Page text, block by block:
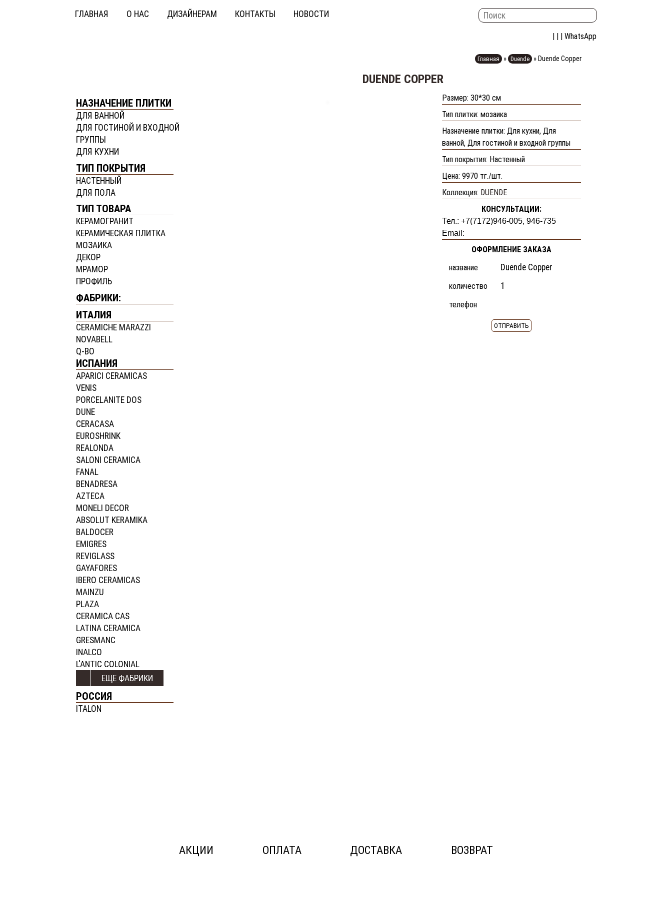
ГЛАВНАЯ О НАС ДИЗАЙНЕРАМ КОНТАКТЫ НОВОСТИ
| | | WhatsApp
НАЗНАЧЕНИЕ ПЛИТКИ
ДЛЯ ВАННОЙ
ДЛЯ ГОСТИНОЙ И ВХОДНОЙ
ГРУППЫ
ДЛЯ КУХНИ
ТИП ПОКРЫТИЯ
НАСТЕННЫЙ
ДЛЯ ПОЛА
ТИП ТОВАРА
КЕРАМОГРАНИТ
КЕРАМИЧЕСКАЯ ПЛИТКА
МОЗАИКА
ДЕКОР
МРАМОР
ПРОФИЛЬ
ФАБРИКИ:
ИТАЛИЯ
CERAMICHE MARAZZI
NOVABELL
Q-BO
ИСПАНИЯ
APARICI CERAMICAS
VENIS
PORCELANITE DOS
DUNE
CERACASA
EUROSHRINK
REALONDA
SALONI CERAMICA
FANAL
BENADRESA
AZTECA
MONELI DECOR
ABSOLUT KERAMIKA
BALDOCER
EMIGRES
REVIGLASS
GAYAFORES
IBERO CERAMICAS
MAINZU
PLAZA
CERAMICA CAS
LATINA CERAMICA
GRESMANC
INALCO
L'ANTIC COLONIAL
ЕЩЕ ФАБРИКИ
РОССИЯ
ITALON
Главная » Duende » Duende Copper
DUENDE COPPER
Размер: 30*30 см
Тип плитки: мозаика
Назначение плитки: Для кухни, Для
ванной, Для гостиной и входной группы
Тип покрытия: Настенный
Цена:9970 тг./шт.
Коллекция: DUENDE
КОНСУЛЬТАЦИИ:
Тел.: +7(7172)946-005, 946-735
Email:
ОФОРМЛЕНИЕ ЗАКАЗА
название
количество
телефон
АКЦИИ ОПЛАТА ДОСТАВКА ВОЗВРАТ